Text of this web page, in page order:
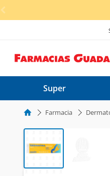
< div class="carousel-inner">
Super
Farmacia